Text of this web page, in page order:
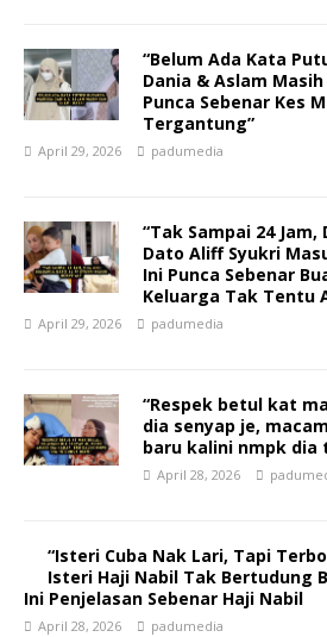
“Belum Ada Kata
Dania & Aslam
Punca Sebenar Kes
Tergantung”
April 29, 2026 padumedia
“Tak Sampai 24
Dato Aliff Syukri
Ini Punca Sebenar
Keluarga Tak Tentu
April 29, 2026 padumedia
“Respek betul kat
dia senyap je,
baru kalini nmpk dia
April 28, 2026
“Isteri Cuba Nak Lari, Tapi
Isteri Haji Nabil Tak Bertudung
Ini Penjelasan Sebenar Haji Nabil
April 28, 2026 padumedia